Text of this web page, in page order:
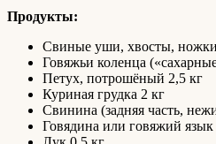
Продукты:
Свиные уши, хвосты,
Говяжьи коленца
Петух, потрошёный 2,5 кг
Куриная грудка 2 кг
Свинина (задняя часть,
Говядина или говяжий язык